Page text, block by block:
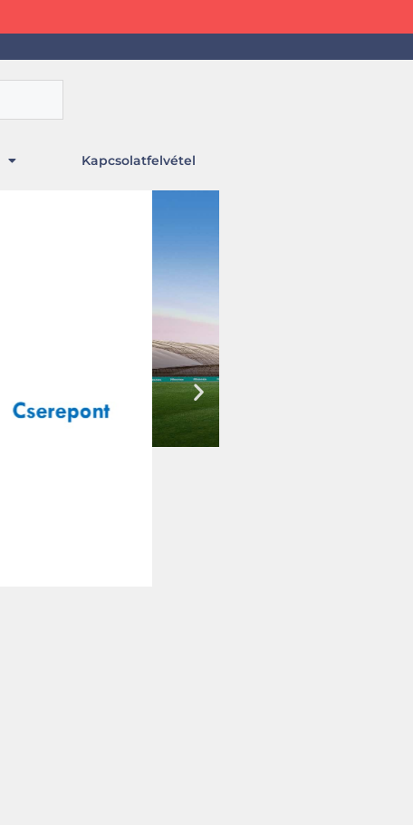
Kapcsolatfelvétel